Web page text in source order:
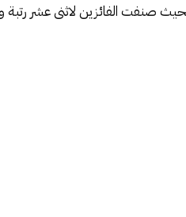
صنفت الفائزين لاثنى عشر